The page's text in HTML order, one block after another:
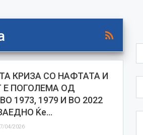
КРИЗА СО НАФТАТА И
Е ПОГОЛЕМА ОД
1973, 1979 И ВО 2022
Ќе…
04/2026